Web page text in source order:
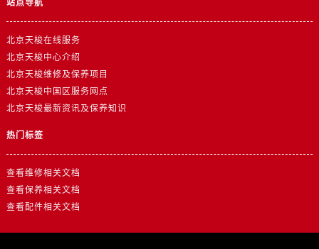
站点导航
北京天梭在线服务
北京天梭中心介绍
北京天梭维修及保养项目
北京天梭中国区服务网点
北京天梭最新资讯及保养知识
热门标签
查看维修相关文档
查看保养相关文档
查看配件相关文档